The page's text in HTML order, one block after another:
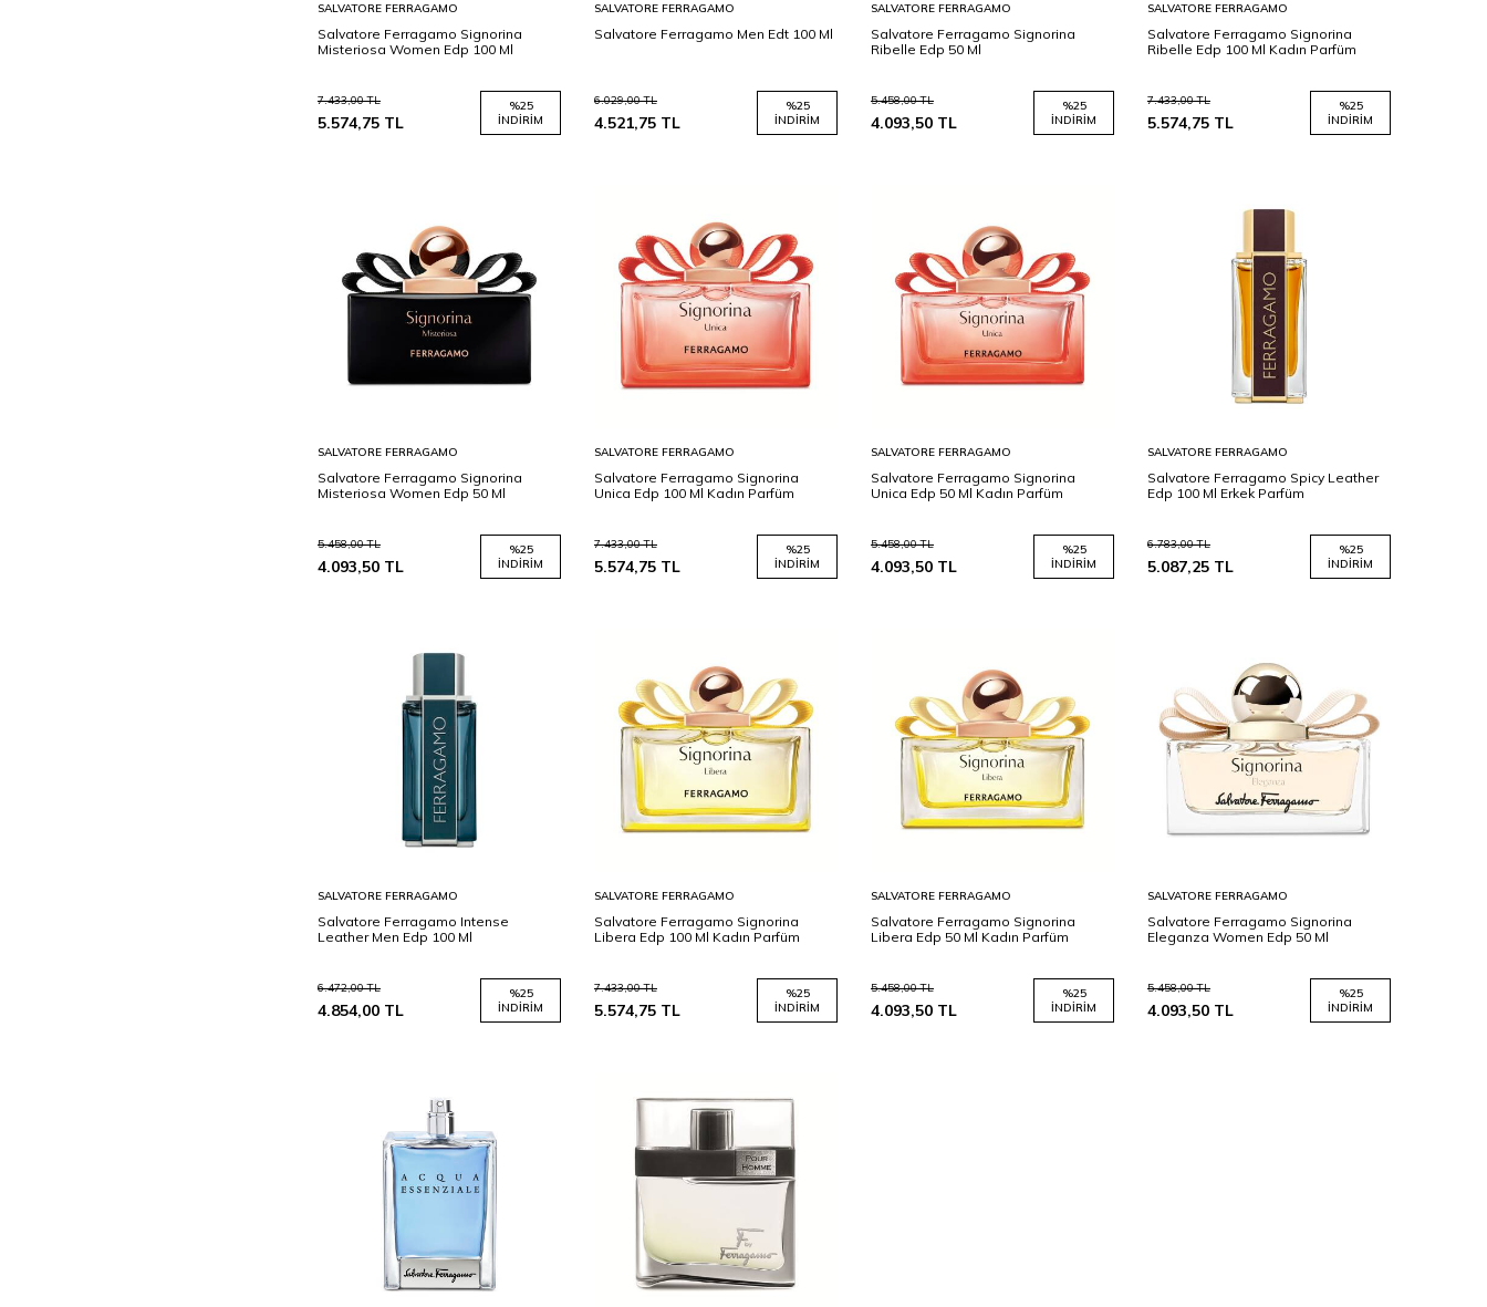
Ekle
SALVATORE FERRAGAMO
Salvatore Ferragamo Signorina
Misteriosa Women Edp 100 Ml
7.433,00TL
5.574,75 TL
%25
İNDIRIM
Ekle
SALVATORE FERRAGAMO
Salvatore Ferragamo Men Edt 100 Ml
6.029,00TL
4.521,75 TL
%25
İNDIRIM
Ekle
SALVATORE FERRAGAMO
Salvatore Ferragamo Signorina
Ribelle Edp 50 Ml
5.458,00TL
4.093,50 TL
%25
İNDIRIM
Ekle
SALVATORE FERRAGAMO
Salvatore Ferragamo Signorina
Ribelle Edp 100 Ml Kadın Parfüm
7.433,00TL
5.574,75 TL
%25
İNDIRIM
Ekle
SALVATORE FERRAGAMO
Salvatore Ferragamo Signorina
Misteriosa Women Edp 50 Ml
5.458,00TL
4.093,50 TL
%25
İNDIRIM
Ekle
SALVATORE FERRAGAMO
Salvatore Ferragamo Signorina
Unica Edp 100 Ml Kadın Parfüm
7.433,00TL
5.574,75 TL
%25
İNDIRIM
Ekle
SALVATORE FERRAGAMO
Salvatore Ferragamo Signorina
Unica Edp 50 Ml Kadın Parfüm
5.458,00TL
4.093,50 TL
%25
İNDIRIM
Ekle
SALVATORE FERRAGAMO
Salvatore Ferragamo Spicy Leather
Edp 100 Ml Erkek Parfüm
6.783,00TL
5.087,25 TL
%25
İNDIRIM
Ekle
SALVATORE FERRAGAMO
Salvatore Ferragamo Intense
Leather Men Edp 100 Ml
6.472,00TL
4.854,00 TL
%25
İNDIRIM
Ekle
SALVATORE FERRAGAMO
Salvatore Ferragamo Signorina
Libera Edp 100 Ml Kadın Parfüm
7.433,00TL
5.574,75 TL
%25
İNDIRIM
Ekle
SALVATORE FERRAGAMO
Salvatore Ferragamo Signorina
Libera Edp 50 Ml Kadın Parfüm
5.458,00TL
4.093,50 TL
%25
İNDIRIM
Ekle
SALVATORE FERRAGAMO
Salvatore Ferragamo Signorina
Eleganza Women Edp 50 Ml
5.458,00TL
4.093,50 TL
%25
İNDIRIM